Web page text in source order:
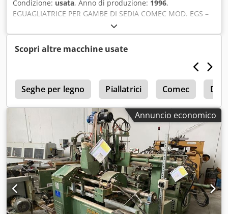
Condizione: usata, Anno di produzione: 1996,
EGUAGLIATRICE PER GAMBE DI SEDIA COMEC MOD. EGS –
NORME CE - USATA - Volt. 380/50 - Matr. 960416 - Anno
1996 Chjdpewrb R Iefx Aaxoa
Scopri altre macchine usate
Seghe per legno Piallatrici Comec Dmc
Annuncio economico